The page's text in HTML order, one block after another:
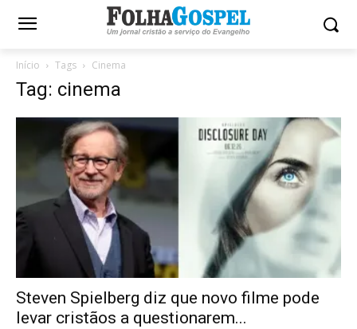
Início Tags Cinema
Tag: cinema
Steven Spielberg diz que novo filme pode
levar cristãos a questionarem...